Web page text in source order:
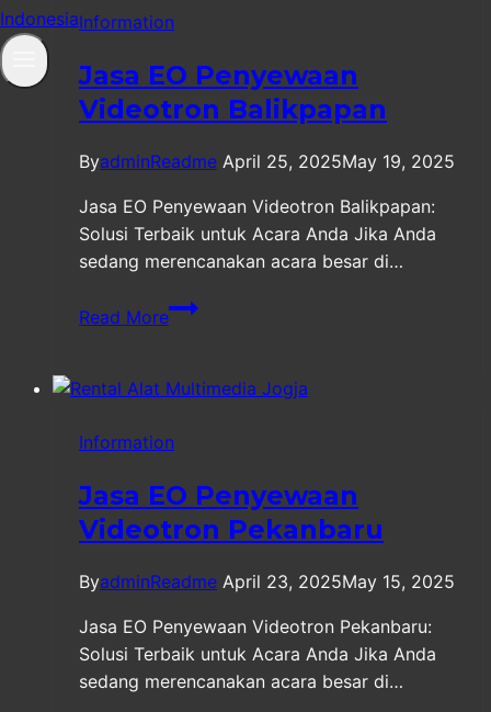
Information
Jasa EO Penyewaan
Videotron Balikpapan
ByadminReadme April 25, 2025May 19, 2025
Jasa EO Penyewaan Videotron Balikpapan:
Solusi Terbaik untuk Acara Anda Jika Anda
sedang merencanakan acara besar di…
Read More
Jasa
EO
Videotron
Information
Jasa EO Penyewaan
Videotron Pekanbaru
ByadminReadme April 23, 2025May 15, 2025
Jasa EO Penyewaan Videotron Pekanbaru:
Solusi Terbaik untuk Acara Anda Jika Anda
sedang merencanakan acara besar di…